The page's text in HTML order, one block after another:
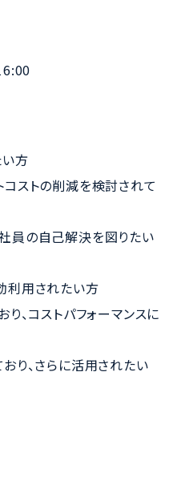
い方
コストの削減を検討されて
員の自己解決を図りたい
利用されたい方
、コストパフォーマンスに
り、さらに活用されたい